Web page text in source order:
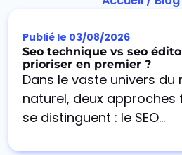
Publié le 03/08/2026
Seo technique vs seo
prioriser en premier ?
Dans le vaste univers
naturel, deux
se distinguent : le SEO...